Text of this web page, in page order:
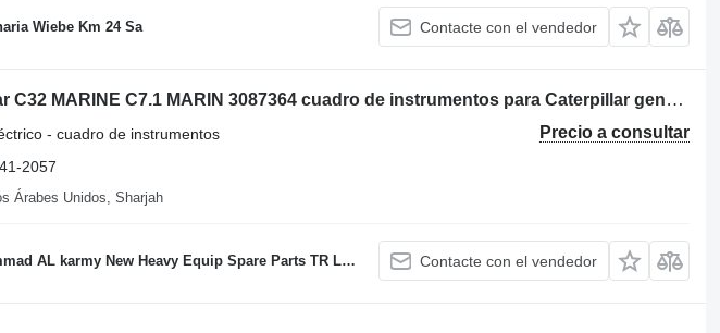
Wiebe Km 24 Sa Contacte con el vendedor
Caterpillar C32 MARINE C7.1 MARIN 3087364 cuadro de instrumentos para Caterpillar generador eléctrico
Precio a consultar
- cuadro de instrumentos
2057
Árabes Unidos, Sharjah
AL karmy New Heavy Equip Spare Parts TR L.L.C Sole proprietorship Contacte con el vendedor